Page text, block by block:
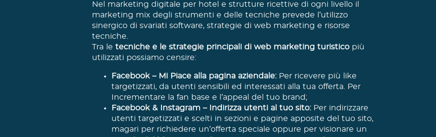
Nel marketing digitale per hotel e strutture ricettive di ogni livello il
marketing mix degli strumenti e delle tecniche prevede l’utilizzo
sinergico di svariati software, strategie di web marketing e risorse
tecniche.
Tra le tecniche e le strategie principali di web marketing turistico più
utilizzati possiamo censire:
Facebook – Mi Piace alla pagina aziendale:Per ricevere più like
targetizzati, da utenti sensibili ed interessati alla tua offerta. Per
Incrementare la fan base e l’appeal del tuo brand;
Facebook & Instagram – Indirizza utenti al tuo sito:Per indirizzare
utenti targetizzati e scelti in sezioni e pagine apposite del tuo sito,
magari per richiedere un’offerta speciale oppure per visionare un